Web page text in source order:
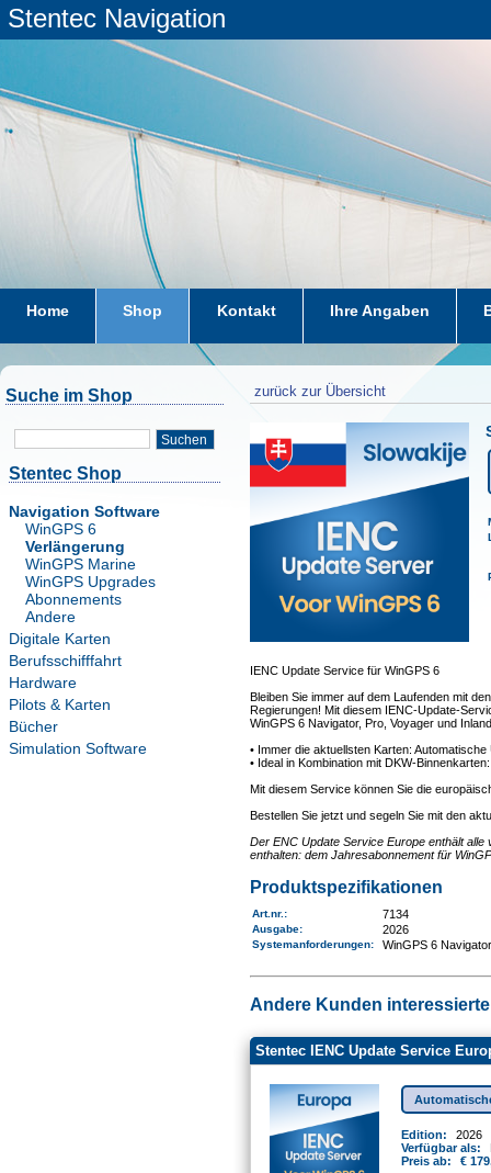
Stentec Navigation
Home Shop Kontakt Ihre Angaben
Suche im Shop
Suchen
Stentec Shop
Navigation Software
WinGPS 6
Verlängerung
WinGPS Marine
WinGPS Upgrades
Abonnements
Andere
Digitale Karten
Berufsschifffahrt
Hardware
Pilots & Karten
Bücher
Simulation Software
zurück zur Übersicht
IENC Update Service für WinGPS 6
Bleiben Sie immer auf dem Laufenden mit
Regierungen! Mit diesem IENC-Update-
WinGPS 6 Navigator, Pro, Voyager und
• Immer die aktuellsten Karten:
• Ideal in Kombination mit DKW-
Mit diesem Service können Sie die
Bestellen Sie jetzt und segeln Sie mit den
Der ENC Update Service Europe enthält
enthalten: dem Jahresabonnement für
Produktspezifikationen
Art.nr. : 7134
Ausgabe: 2026
Systemanforderungen: WinGPS 6
Andere Kunden
Stentec IENC Update Service
Edition:
2026
Verfügbar als:
Preis ab:
€